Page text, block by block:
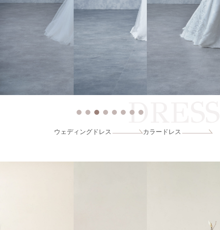
DRESS
ウェディングドレス カラードレス